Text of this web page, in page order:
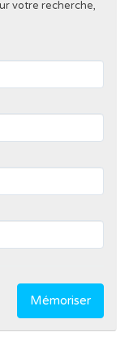
votre recherche,
Mémoriser